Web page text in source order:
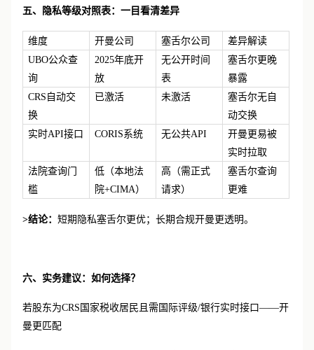
五、隐私等级对照表：一目看清差异
维度 开曼公司 塞舌尔公司
差异解读
UBO公众查
询
2025年底开
放
无公开时间
表
塞舌尔更晚
暴露
CRS自动交
换
已激活 未激活
塞舌尔无自
动交换
实时API接口 CORIS系统 无公共API
开曼更易被
实时拉取
法院查询门
槛
低（本地法
院+CIMA）
高（需正式
请求）
塞舌尔查询
更难
>结论： 短期隐私塞舌尔更优；长期合规开曼更透明。
六、实务建议：如何选择？
若股东为CRS国家税收居民且需国际评级/银行实时接口——开
曼更匹配